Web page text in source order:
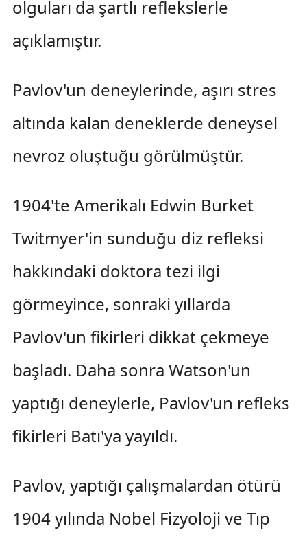
olguları da şartlı reflekslerle
açıklamıştır.
Pavlov'un deneylerinde, aşırı stres
altında kalan deneklerde deneysel
nevroz oluştuğu görülmüştür.
1904'te Amerikalı Edwin Burket
Twitmyer'in sunduğu diz refleksi
hakkındaki doktora tezi ilgi
görmeyince, sonraki yıllarda
Pavlov'un fikirleri dikkat çekmeye
başladı. Daha sonra Watson'un
yaptığı deneylerle, Pavlov'un refleks
fikirleri Batı'ya yayıldı.
Pavlov, yaptığı çalışmalardan ötürü
1904 yılında Nobel Fizyoloji ve Tıp